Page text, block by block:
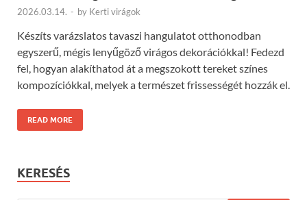
2026.03.14. - by Kerti virágok
Készíts varázslatos tavaszi hangulatot otthonodban
egyszerű, mégis lenyűgöző virágos dekorációkkal! Fedezd
fel, hogyan alakíthatod át a megszokott tereket színes
kompozíciókkal, melyek a természet frissességét hozzák el.
READ MORE
KERESÉS